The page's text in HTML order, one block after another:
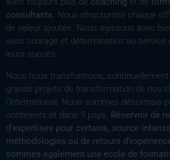
consultants. Nous structurons chaque
de valeur ajoutée. Nous agissons avec
avec courage et détermination au service
leurs succès.
Nous nous transformons,
grands projets de transformation de nos
l’international. Nous sommes désormais
continents et dans 9 pays. Réservoir de
d’expertises pour certains, source
méthodologies ou de retours
sommes également une école de